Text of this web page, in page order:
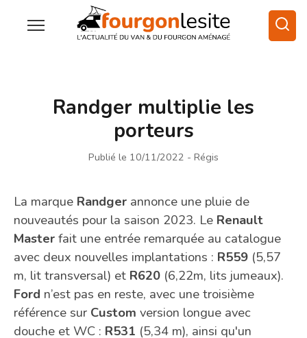
Randger multiplie les
porteurs
Publié le 10/11/2022 - Régis
La marque Randger annonce une pluie de
nouveautés pour la saison 2023. Le Renault
Master fait une entrée remarquée au catalogue
avec deux nouvelles implantations : R559 (5,57
m, lit transversal) et R620 (6,22m, lits jumeaux).
Ford n’est pas en reste, avec une troisième
référence sur Custom version longue avec
douche et WC : R531 (5,34 m), ainsi qu'un